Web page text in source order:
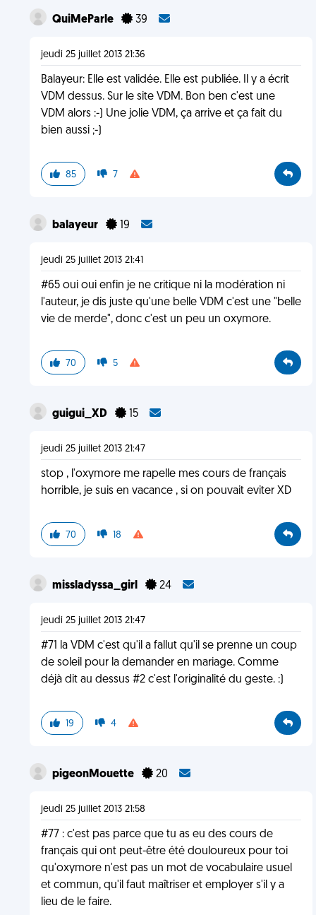
QuiMeParle 39
jeudi 25 juillet 2013 21:36
Balayeur: Elle est validée. Elle est publiée. Il y a écrit
VDM dessus. Sur le site VDM. Bon ben c'est une
VDM alors :-) Une jolie VDM, ça arrive et ça fait du
bien aussi ;-)
85 7
balayeur 19
jeudi 25 juillet 2013 21:41
#65 oui oui enfin je ne critique ni la modération ni
l'auteur, je dis juste qu'une belle VDM c'est une "belle
vie de merde", donc c'est un peu un oxymore.
70 5
guigui_XD 15
jeudi 25 juillet 2013 21:47
stop , l'oxymore me rapelle mes cours de français
horrible, je suis en vacance , si on pouvait eviter XD
70 18
missladyssa_girl 24
jeudi 25 juillet 2013 21:47
#71 la VDM c'est qu'il a fallut qu'il se prenne un coup
de soleil pour la demander en mariage. Comme
déjà dit au dessus #2 c'est l'originalité du geste. :)
19 4
pigeonMouette 20
jeudi 25 juillet 2013 21:58
#77 : c'est pas parce que tu as eu des cours de
français qui ont peut-être été douloureux pour toi
qu'oxymore n'est pas un mot de vocabulaire usuel
et commun, qu'il faut maîtriser et employer s'il y a
lieu de le faire.